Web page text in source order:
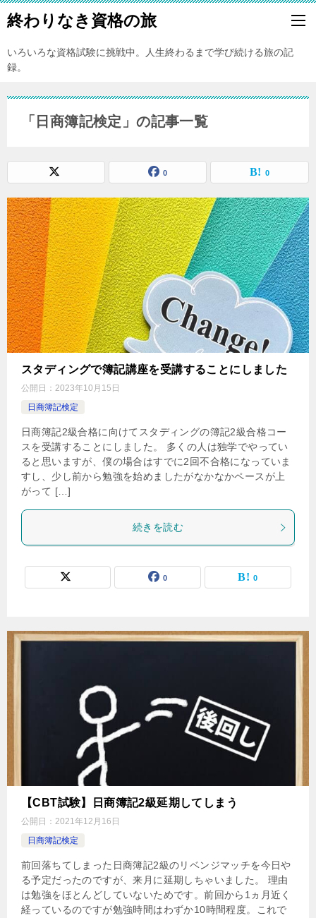
終わりなき資格の旅
いろいろな資格試験に挑戦中。人生終わるまで学び続ける旅の記
録。
「日商簿記検定」の記事一覧
0 0
スタディングで簿記講座を受講することにしました
公開日： 2023年10月15日
日商簿記検定
日商簿記2級合格に向けてスタディングの簿記2級合格コー
スを受講することにしました。 多くの人は独学でやってい
ると思いますが、僕の場合はすでに2回不合格になっていま
すし、少し前から勉強を始めましたがなかなかペースが上
がって […]
続きを読む
0 0
【CBT試験】日商簿記2級延期してしまう
公開日： 2021年12月16日
日商簿記検定
前回落ちてしまった日商簿記2級のリベンジマッチを今日や
る予定だったのですが、来月に延期しちゃいました。 理由
は勉強をほとんどしていないためです。前回から1ヵ月近く
経っているのですが勉強時間はわずか10時間程度。これで